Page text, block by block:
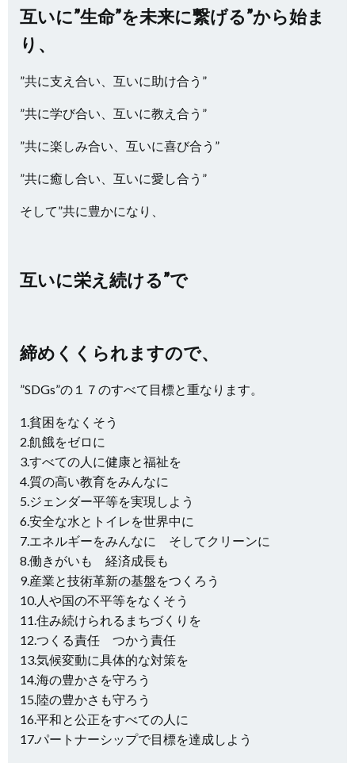
互いに”生命”を未来に繋げる”から始ま
り、
”共に支え合い、互いに助け合う”
”共に学び合い、互いに教え合う”
”共に楽しみ合い、互いに喜び合う”
”共に癒し合い、互いに愛し合う”
そして”共に豊かになり、
互いに栄え続ける”で
締めくくられますので、
”SDGs”の１７のすべて目標と重なります。
1.貧困をなくそう
2.飢餓をゼロに
3.すべての人に健康と福祉を
4.質の高い教育をみんなに
5.ジェンダー平等を実現しよう
6.安全な水とトイレを世界中に
7.エネルギーをみんなに そしてクリーンに
8.働きがいも 経済成長も
9.産業と技術革新の基盤をつくろう
10.人や国の不平等をなくそう
11.住み続けられるまちづくりを
12.つくる責任 つかう責任
13.気候変動に具体的な対策を
14.海の豊かさを守ろう
15.陸の豊かさも守ろう
16.平和と公正をすべての人に
17.パートナーシップで目標を達成しよう